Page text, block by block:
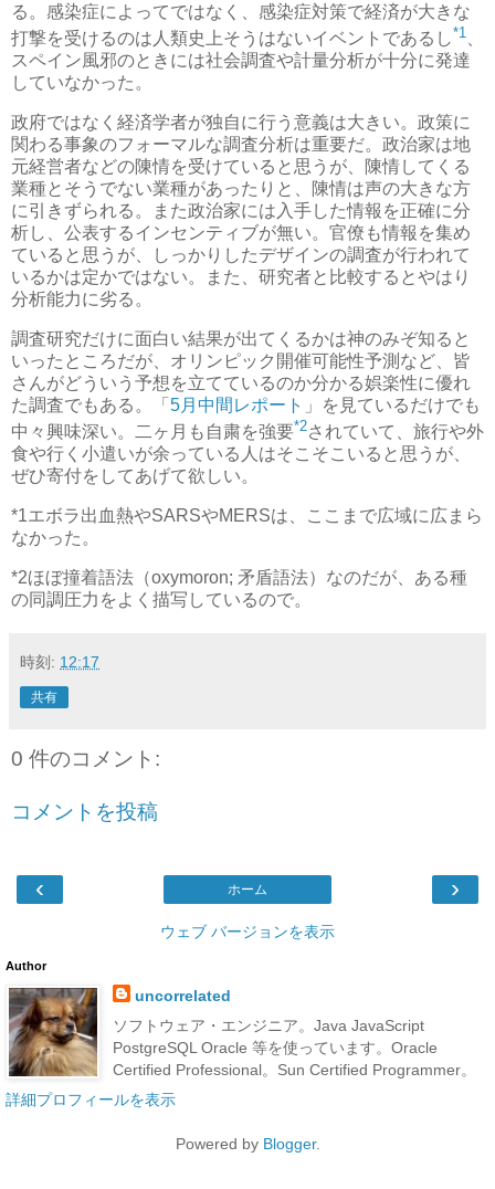
る。感染症によってではなく、感染症対策で経済が大きな
打撃を受けるのは人類史上そうはないイベントであるし*1
スペイン風邪のときには社会調査や計量分析が十分に発達
していなかった。
政府ではなく経済学者が独自に行う意義は大きい。政策に
関わる事象のフォーマルな調査分析は重要だ。政治家は地
元経営者などの陳情を受けていると思うが、陳情してくる
業種とそうでない業種があったりと、陳情は声の大きな方
に引きずられる。また政治家には入手した情報を正確に分
析し、公表するインセンティブが無い。官僚も情報を集め
ていると思うが、しっかりしたデザインの調査が行われて
いるかは定かではない。また、研究者と比較するとやはり
分析能力に劣る。
調査研究だけに面白い結果が出てくるかは神のみぞ知ると
いったところだが、オリンピック開催可能性予測など、皆
さんがどういう予想を立てているのか分かる娯楽性に優れ
た調査でもある。「 5月中間レポート 」を見ているだけでも
中々興味深い。二ヶ月も自粛を強要*2されていて、旅行や外
食や行く小遣いが余っている人はそこそこいると思うが、
ぜひ寄付をしてあげて欲しい。
*1エボラ出血熱やSARSやMERSは、ここまで広域に広まら
なかった。
*2ほぼ撞着語法（oxymoron; 矛盾語法）なのだが、ある種
の同調圧力をよく描写しているので。
時刻: 12:17
共有
0 件のコメント:
コメントを投稿
‹ ›
ホーム
ウェブ バージョンを表示
Author
uncorrelated
ソフトウェア・エンジニア。Java JavaScript
PostgreSQL Oracle 等を使っています。Oracle
Certified Professional。Sun Certified Programmer。
詳細プロフィールを表示
Powered by Blogger.